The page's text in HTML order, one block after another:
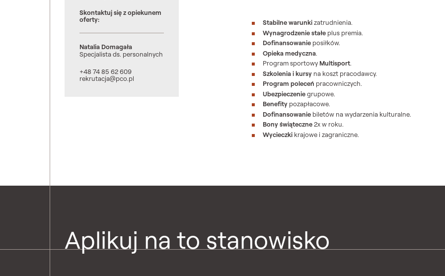
Skontaktuj się z opiekunem
oferty:
Natalia Domagała
Specjalista ds. personalnych
+48 74 85 62 609
rekrutacja@pco.pl
Stabilnewarunkizatrudnienia.
Wynagrodzenie stałe plus premia.
Dofinansowanie posiłków.
Opieka medyczna.
Program sportowy Multisport.
Szkolenia i kursy na koszt pracodawcy.
Program poleceń pracowniczych.
Ubezpieczeniegrupowe.
Benefity pozapłacowe.
Dofinansowanie biletów na wydarzenia kulturalne.
Bony świąteczne2x w roku.
Wycieczki krajowe i zagraniczne.
Aplikuj na to stanowisko